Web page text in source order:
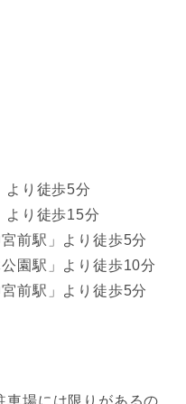
より徒歩5分
より徒歩15分
前駅」より徒歩5分
園駅」より徒歩10分
前駅」より徒歩5分
車場には限りがあるの